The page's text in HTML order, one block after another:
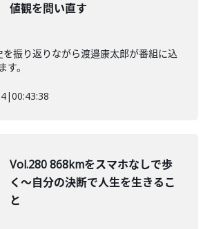
値観を問い直す
振り返りながら渡邉康太郎が番組に込
。
|00:43:38
Vol.280 868kmをスマホなしで歩
く〜自分の決断で人生を生きるこ
と